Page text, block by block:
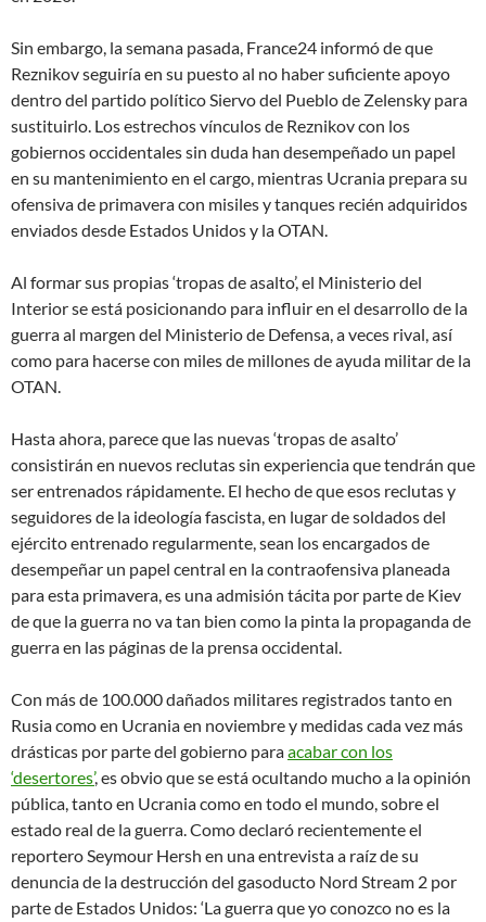
Sin embargo, la semana pasada, France24 informó de que
Reznikov seguiría en su puesto al no haber suficiente apoyo
dentro del partido político Siervo del Pueblo de Zelensky para
sustituirlo. Los estrechos vínculos de Reznikov con los
gobiernos occidentales sin duda han desempeñado un papel
en su mantenimiento en el cargo, mientras Ucrania prepara su
ofensiva de primavera con misiles y tanques recién adquiridos
enviados desde Estados Unidos y la OTAN.
Al formar sus propias ‘tropas de asalto’, el Ministerio del
Interior se está posicionando para influir en el desarrollo de la
guerra al margen del Ministerio de Defensa, a veces rival, así
como para hacerse con miles de millones de ayuda militar de la
OTAN.
Hasta ahora, parece que las nuevas ‘tropas de asalto’
consistirán en nuevos reclutas sin experiencia que tendrán que
ser entrenados rápidamente. El hecho de que esos reclutas y
seguidores de la ideología fascista, en lugar de soldados del
ejército entrenado regularmente, sean los encargados de
desempeñar un papel central en la contraofensiva planeada
para esta primavera, es una admisión tácita por parte de Kiev
de que la guerra no va tan bien como la pinta la propaganda de
guerra en las páginas de la prensa occidental.
Con más de 100.000 dañados militares registrados tanto en
Rusia como en Ucrania en noviembre y medidas cada vez más
drásticas por parte del gobierno paraacabar con los
‘desertores’, es obvio que se está ocultando mucho a la opinión
pública, tanto en Ucrania como en todo el mundo, sobre el
estado real de la guerra. Como declaró recientemente el
reportero Seymour Hersh en una entrevista a raíz de su
denuncia de la destrucción del gasoducto Nord Stream 2 por
parte de Estados Unidos: ‘La guerra que yo conozco no es la